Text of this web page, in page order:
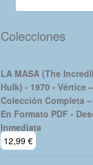
Colecciones
LA MASA (The
Hulk) - 1970 - Vértice –
Colección Completa
En Formato PDF -
Inmediata
12,99 €